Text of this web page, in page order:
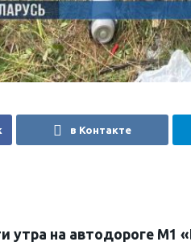
в Контакте
утра на автодороге М1